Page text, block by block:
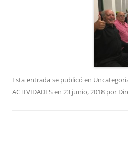
Esta entrada se publicó en
ACTIVIDADESen 23 junio, 2018 por